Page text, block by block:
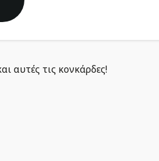
αυτές τις κονκάρδες!